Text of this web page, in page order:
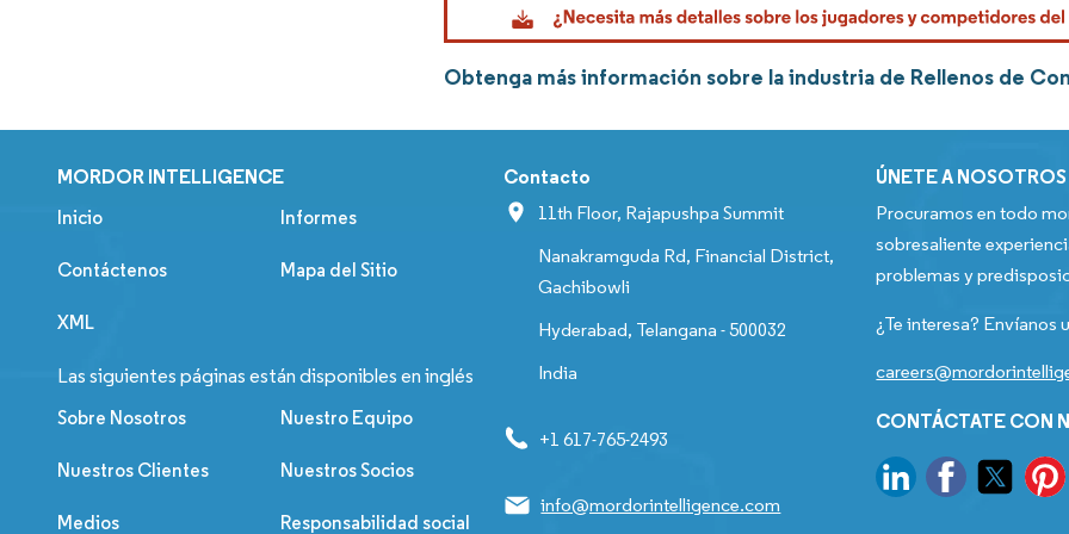
Obtenga más información sobre la industria de Rellenos de
MORDOR INTELLIGENCE
Inicio Informes
Contáctenos Mapa del Sitio
XML
Las siguientes páginas están disponibles en inglés
Sobre Nosotros Nuestro Equipo
Nuestros Clientes Nuestros Socios
Medios Responsabilidad social
Contacto
11th Floor, Rajapushpa Summit
Nanakramguda Rd, Financial District,
Gachibowli
Hyderabad, Telangana - 500032
India
+1 617-765-2493
info@mordorintelligence.com
ÚNETE A NOSOTROS
Procuramos en todo
sobresaliente
problemas y
¿Te interesa? Envíanos
CONTÁCTATE CON